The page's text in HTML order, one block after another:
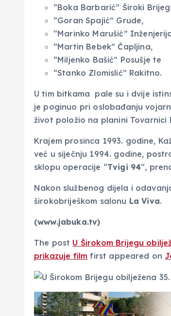
“Boka Barbarić” Široki
“Goran Spajić” Grude,
“Marinko Marušić”
“Martin Bebek” Čapljina,
“Miljenko Bašić” Posušje te
“Stanko Zlomislić” Rakitno.
U tim bitkama pale su i dvije
je poginuo pri oslobađanju
život položio na planini Tovarnici
Krajem prosinca 1993. godine,
već u siječnju 1994. godine,
sklopu operacije “Tvigi 94“,
Nakon službenog dijela i
širokobriješkom salonu La Viva.
(www.jabuka.tv)
The post U Širokom Brijegu
prikazuje film first appeared on